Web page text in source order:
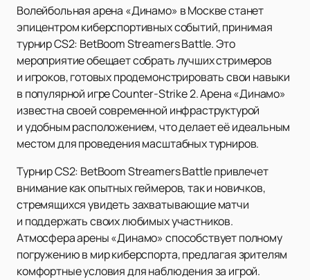
Волейбольная арена «Динамо» в Москве станет
эпицентром киберспортивных событий, принимая
турнир CS2: BetBoom Streamers Battle. Это
мероприятие обещает собрать лучших стримеров
и игроков, готовых продемонстрировать свои навыки
в популярной игре Counter-Strike 2. Арена «Динамо»
известна своей современной инфраструктурой
и удобным расположением, что делает её идеальным
местом для проведения масштабных турниров.
Турнир CS2: BetBoom Streamers Battle привлечет
внимание как опытных геймеров, так и новичков,
стремящихся увидеть захватывающие матчи
и поддержать своих любимых участников.
Атмосфера арены «Динамо» способствует полному
погружению в мир киберспорта, предлагая зрителям
комфортные условия для наблюдения за игрой.